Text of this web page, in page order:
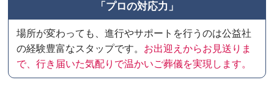
「プロの対応力」
場所が変わっても、進行やサポートを行うのは公益社
の経験豊富なスタップです。 お出迎えからお見送りま
で、行き届いた気配りで温かいご葬儀を実現します。